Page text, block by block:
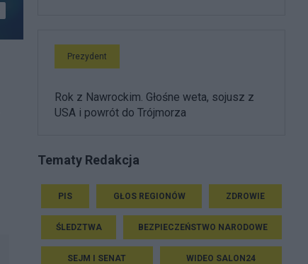
Prezydent
Rok z Nawrockim. Głośne weta, sojusz z
USA i powrót do Trójmorza
Tematy Redakcja
PIS GŁOS REGIONÓW ZDROWIE
ŚLEDZTWA BEZPIECZEŃSTWO NARODOWE
SEJM I SENAT WIDEO SALON24